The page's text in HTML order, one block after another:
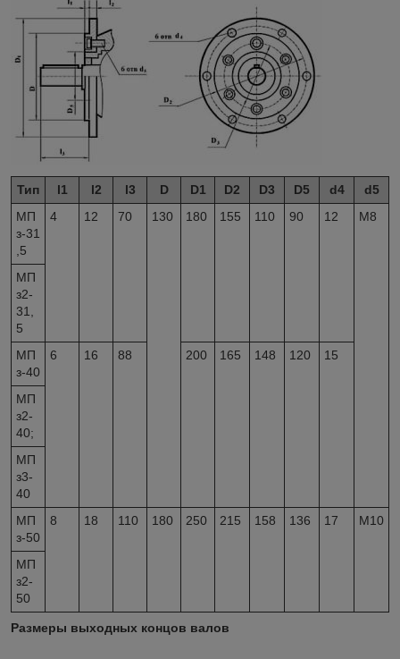
Тип l1 l2 l3 D D1 D2 D3 D5 d4 d5
МП
з-31
,5
4 12 70 130 180 155 110 90 12 М8
МП
з2-
31,
5
МП
з-40
6 16 88 200 165 148 120 15
МП
з2-
40;
МП
з3-
40
МП
з-50
8 18 110 180 250 215 158 136 17 М10
МП
з2-
50
Размеры выходных концов валов